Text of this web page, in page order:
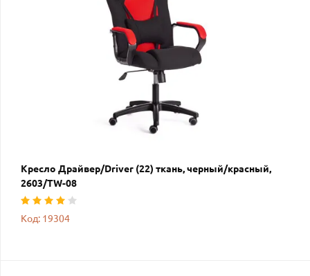
Кресло Драйвер/Driver (22) ткань, черный/красный,
2603/TW-08
Код: 19304